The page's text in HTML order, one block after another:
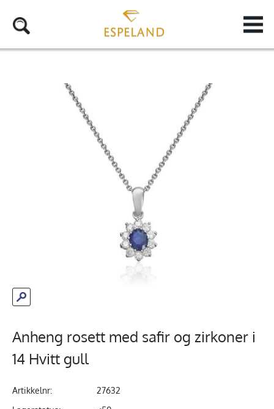
Anheng rosett med safir og zirkoner i
14 Hvitt gull
Artikkelnr:
27632